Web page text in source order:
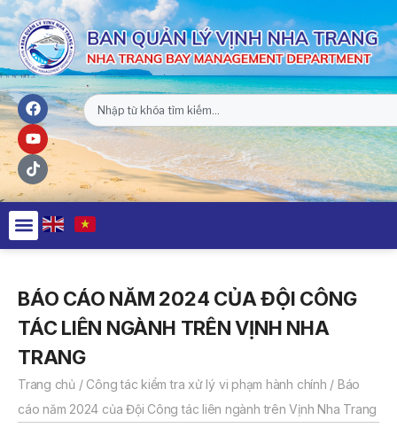
BÁO CÁO NĂM 2024 CỦA ĐỘI CÔNG
TÁC LIÊN NGÀNH TRÊN VỊNH NHA
TRANG
Trang chủ / Công tác kiểm tra xử lý vi phạm hành chính / Báo
cáo năm 2024 của Đội Công tác liên ngành trên Vịnh Nha Trang